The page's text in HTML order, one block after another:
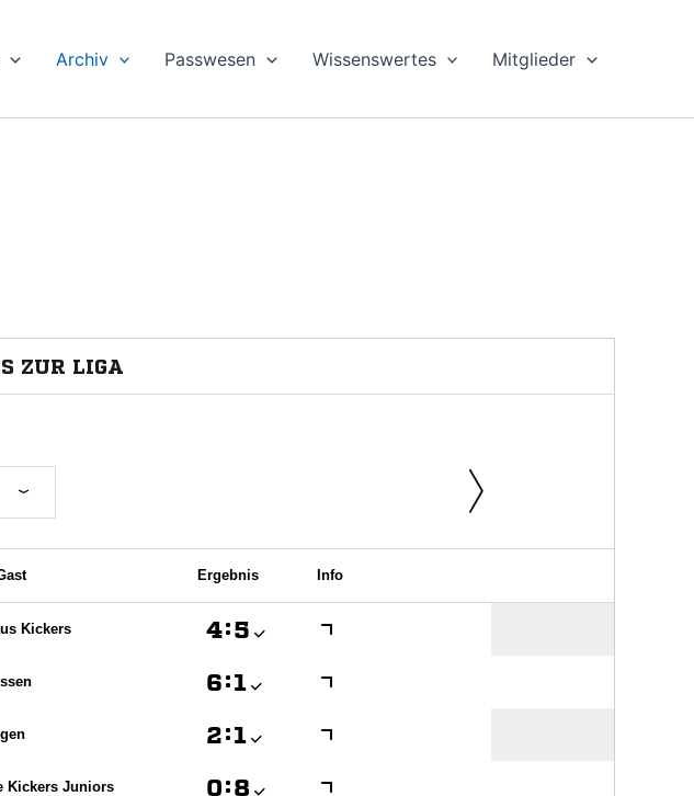
Archiv Passwesen Wissenswertes Mitglieder